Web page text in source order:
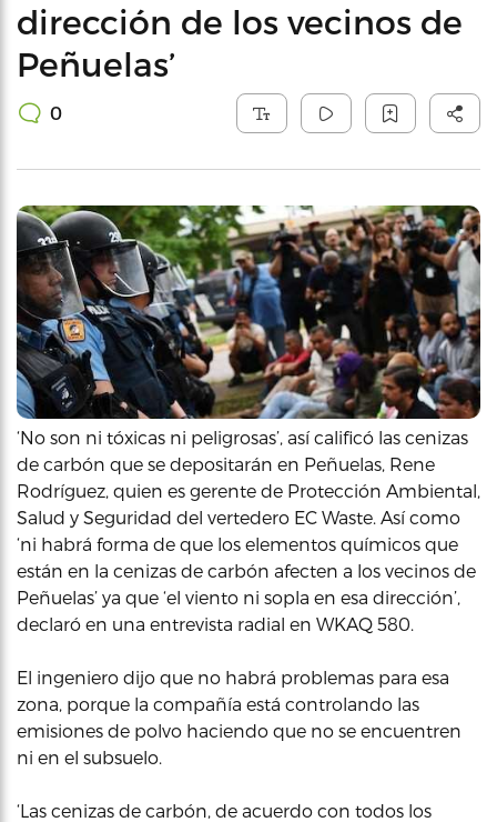
dirección de los vecinos de
Peñuelas’
0
‘No son ni tóxicas ni peligrosas’, así calificó las cenizas
de carbón que se depositarán en Peñuelas, Rene
Rodríguez, quien es gerente de Protección Ambiental,
Salud y Seguridad del vertedero EC Waste. Así como
‘ni habrá forma de que los elementos químicos que
están en la cenizas de carbón afecten a los vecinos de
Peñuelas’ ya que ‘el viento ni sopla en esa dirección’,
declaró en una entrevista radial en WKAQ 580.
El ingeniero dijo que no habrá problemas para esa
zona, porque la compañía está controlando las
emisiones de polvo haciendo que no se encuentren
ni en el subsuelo.
‘Las cenizas de carbón, de acuerdo con todos los